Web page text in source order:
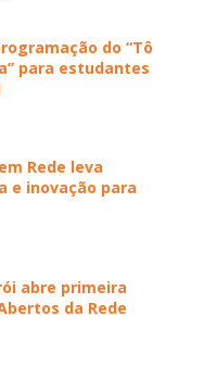
do “Tô
para estudantes
Rede leva
e inovação para
abre primeira
da Rede